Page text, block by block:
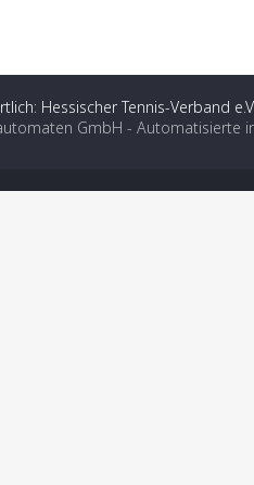
Hessischer Tennis-Verband
GmbH - Automatisierte